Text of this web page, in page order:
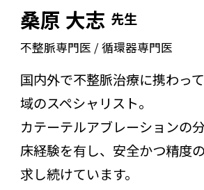
桑原 大志 先生
不整脈専門医 / 循環器専門医
国内外で不整脈治療に携わっ
域のスペシャリスト。
カテーテルアブレーションの
床経験を有し、安全かつ精度
求し続けています。